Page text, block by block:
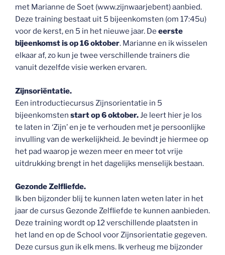
met Marianne de Soet (www.zijnwaarjebent) aanbied.
Deze training bestaat uit 5 bijeenkomsten (om 17:45u)
voor de kerst, en 5 in het nieuwe jaar. De eerste
bijeenkomst is op 16 oktober. Marianne en ik wisselen
elkaar af, zo kun je twee verschillende trainers die
vanuit dezelfde visie werken ervaren.
Zijnsoriëntatie.
Een introductiecursus Zijnsorientatie in 5
bijeenkomsten start op 6 oktober. Je leert hier je los
te laten in ‘Zijn’ en je te verhouden met je persoonlijke
invulling van de werkelijkheid. Je bevindt je hiermee op
het pad waarop je wezen meer en meer tot vrije
uitdrukking brengt in het dagelijks menselijk bestaan.
Gezonde Zelfliefde.
Ik ben bijzonder blij te kunnen laten weten later in het
jaar de cursus Gezonde Zelfliefde te kunnen aanbieden.
Deze training wordt op 12 verschillende plaatsten in
het land en op de School voor Zijnsorientatie gegeven.
Deze cursus gun ik elk mens. Ik verheug me bijzonder